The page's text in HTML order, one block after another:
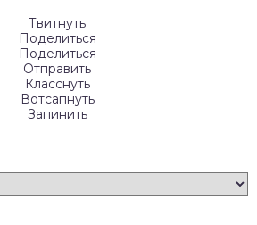
Твитнуть
Поделиться
Поделиться
Отправить
Класснуть
Вотсапнуть
Запинить